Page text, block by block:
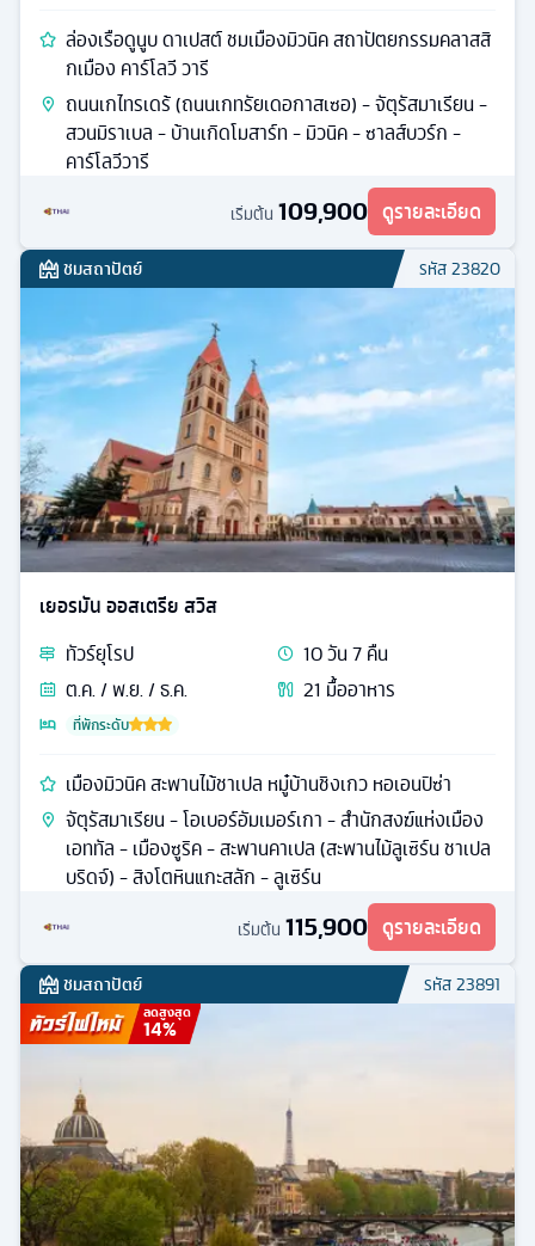
ล่องเรือดูนูบ ดาเปสต์ ชมเมืองมิวนิค สถาปัตยกรรมคลาสสิ
กเมือง คาร์โลวี วารี
ถนนเกไทรเดร้ (ถนนเกทรัยเดอกาสเซอ) - จัตุรัสมาเรียน -
สวนมิราเบล - บ้านเกิดโมสาร์ท - มิวนิค - ซาลส์บวร์ก -
คาร์โลวีวารี
เริ่มต้น 109,900 ดูรายละเอียด
ชมสถาปัตย์ รหัส23820
เยอรมัน ออสเตรีย สวิส
ทัวร์ยุโรป 10วัน7คืน
ต.ค. / พ.ย. / ธ.ค.
21 มื้ออาหาร
ที่พักระดับ
เมืองมิวนิค สะพานไม้ชาเปล หมู๋บ้านชิงเกว หอเอนปิซ่า
จัตุรัสมาเรียน - โอเบอร์อัมเมอร์เกา - สำนักสงฆ์แห่งเมือง
เอททัล - เมืองซูริค - สะพานคาเปล (สะพานไม้ลูเซิร์น ชาเปล
บริดจ์) - สิงโตหินแกะสลัก - ลูเซิร์น
เริ่มต้น 115,900 ดูรายละเอียด
ชมสถาปัตย์ รหัส23891
ลดสูงสุด
14%